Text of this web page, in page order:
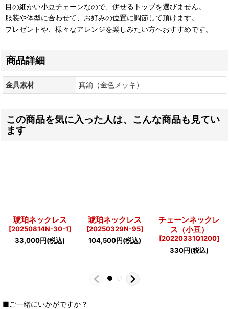
目の細かい小豆チェーンなので、併せるトップを選びません。
服装や体型に合わせて、お好みの位置に調節して頂けます。
プレゼントや、様々なアレンジを楽しみたい方へおすすめです。
商品詳細
金具素材 真鍮（金色メッキ）
この商品を気に入った人は、こんな商品も見てい
ます
琥珀ネックレス
[20250814N-30-1]
33,000円(税込)
琥珀ネックレス
[20250329N-95]
104,500円(税込)
チェーンネックレ
ス（小豆）
[20220331Q1200]
330円(税込)
■ご一緒にいかがですか？